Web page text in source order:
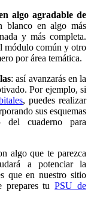
algo agradable de
blanco en algo más
y más completa.
módulo común y otro
por área temática.
: así avanzarás en la
Por ejemplo, si
, puedes realizar
sus esquemas
del cuaderno para
algo que te parezca
a potenciar la
que en nuestro sitio
prepares tuPSU de